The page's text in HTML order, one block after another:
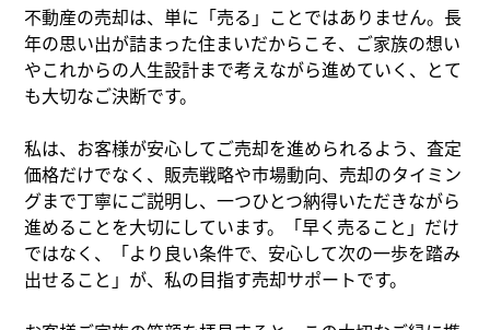
What’s MIRAKARE
不動産の売却は、単に「売る」ことではありません。長
年の思い出が詰まった住まいだからこそ、ご家族の想い
やこれからの人生設計まで考えながら進めていく、とて
も大切なご決断です。
私は、お客様が安心してご売却を進められるよう、査定
価格だけでなく、販売戦略や市場動向、売却のタイミン
グまで丁寧にご説明し、一つひとつ納得いただきながら
進めることを大切にしています。「早く売ること」だけ
ではなく、「より良い条件で、安心して次の一歩を踏み
出せること」が、私の目指す売却サポートです。